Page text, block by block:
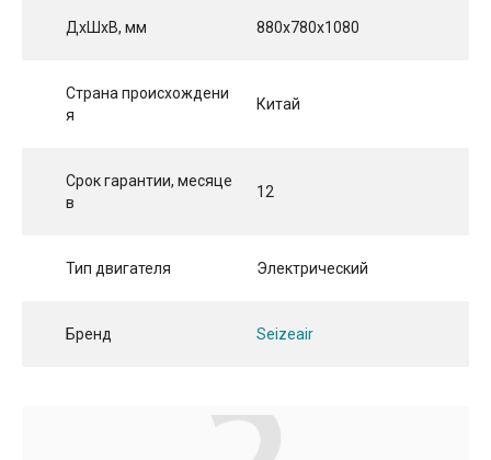
ДхШхВ, мм 880x780x1080
Страна происхождени
я
Китай
Срок гарантии, месяце
в
12
Тип двигателя Электрический
Бренд Seizeair